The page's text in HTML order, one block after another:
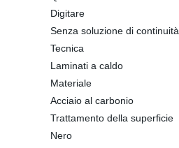
Digitare
Senza soluzione di continuità
Tecnica
Laminati a caldo
Materiale
Acciaio al carbonio
Trattamento della superficie
Nero